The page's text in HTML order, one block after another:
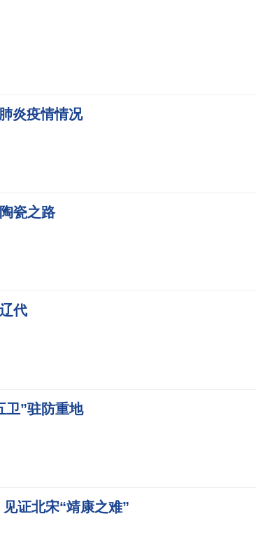
炎疫情情况
瓷之路
代
卫”驻防重地
证北宋“靖康之难”